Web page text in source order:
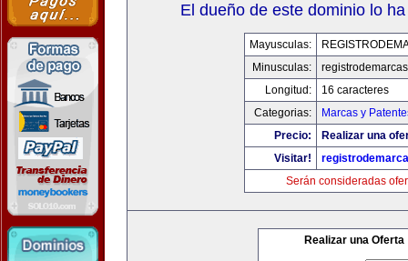
El dueño de este dominio lo
Mayusculas:
Minusculas:
Longitud:
16 caracteres
Categorias:
Marcas y
Precio:
Realizar una
Visitar!
Serán consideradas
Realizar una Oferta